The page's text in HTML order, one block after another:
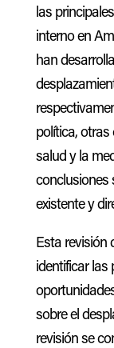
las
interno en
han
política,
salud y la
conclusiones
existente y
Esta revisión
identificar las
sobre el
revisión se